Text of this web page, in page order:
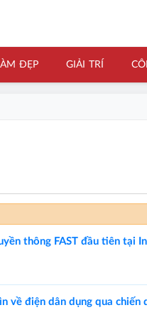
ĐẸP GIẢI TRÍ
thông FAST đầu tiên tại
về điện dân dụng qua chiến